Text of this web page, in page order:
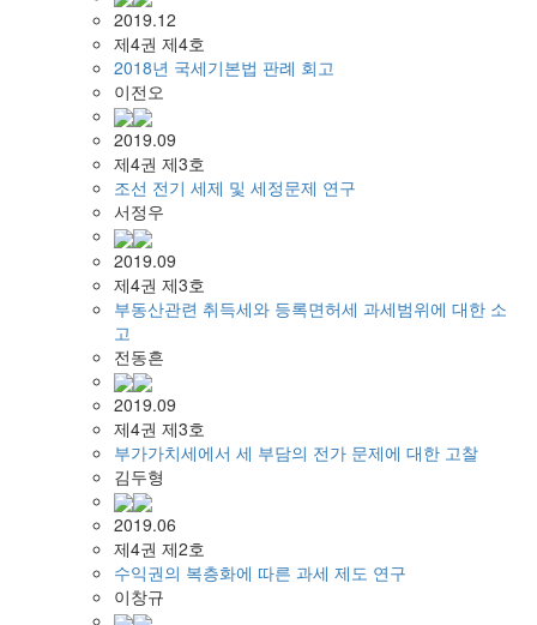
2019.12
제4권 제4호
2018년 국세기본법 판례 회고
이전오
2019.09
제4권 제3호
조선 전기 세제 및 세정문제 연구
서정우
2019.09
제4권 제3호
부동산관련 취득세와 등록면허세 과세범위에 대한 소
고
전동흔
2019.09
제4권 제3호
부가가치세에서 세 부담의 전가 문제에 대한 고찰
김두형
2019.06
제4권 제2호
수익권의 복층화에 따른 과세 제도 연구
이창규